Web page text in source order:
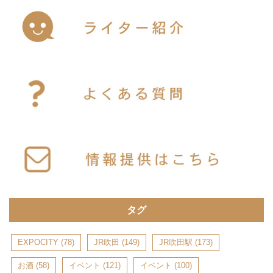
タグ
EXPOCITY (78) JR吹田 (149) JR吹田駅 (173)
お酒 (58) イベント (121) イベント (100)